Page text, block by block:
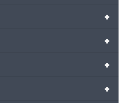
+
+
+
+